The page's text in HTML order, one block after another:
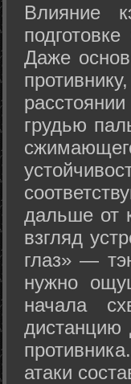
Влияние
Даже
грудью
дальше от
взгляд
глаз» —
нужно
начала
атаки